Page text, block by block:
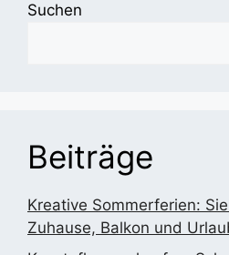
Suchen
Beiträge
Kreative Sommerferien:
Zuhause, Balkon und